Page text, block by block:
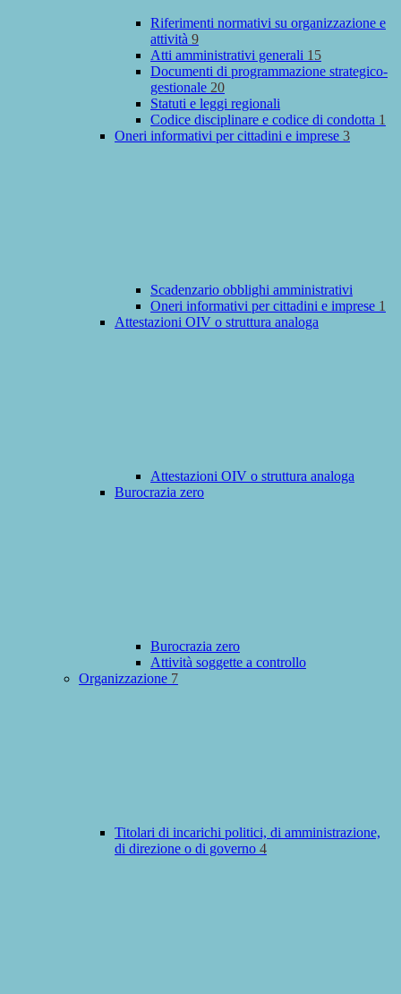
Riferimenti normativi su organizzazione e
attività 9
Atti amministrativi generali 15
Documenti di programmazione strategico-
gestionale 20
Statuti e leggi regionali
Codice disciplinare e codice di condotta 1
Oneri informativi per cittadini e imprese 3
Scadenzario obblighi amministrativi
Oneri informativi per cittadini e imprese 1
Attestazioni OIV o struttura analoga
Attestazioni OIV o struttura analoga
Burocrazia zero
Burocrazia zero
Attività soggette a controllo
Organizzazione 7
Titolari di incarichi politici, di amministrazione,
di direzione o di governo 4